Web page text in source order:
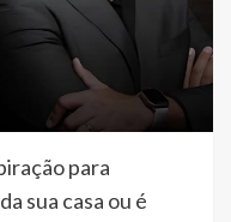
para
sua casa ou é